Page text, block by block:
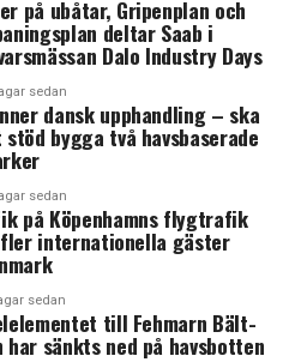
Hedén Westerdahl
(biträdande
analysenheten på
(chefanalytiker Nordea)
Företagarna).
produktivitetskommissionen
Region Skåne, Malmö
stad, Kristianstads
Forskning,
på ubåtar, Gripenplan och
deltar Saab i
Dalo Industry Days
sedan
dansk upphandling – ska
bygga två havsbaserade
sedan
på Köpenhamns flygtrafik
internationella gäster
sedan
till Fehmarn Bält-
sänkts ned på havsbotten